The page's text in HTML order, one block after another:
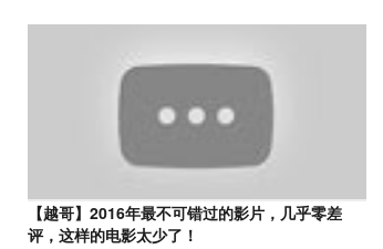
【越哥】2016年最不可错过的影片，几乎零差
评，这样的电影太少了！